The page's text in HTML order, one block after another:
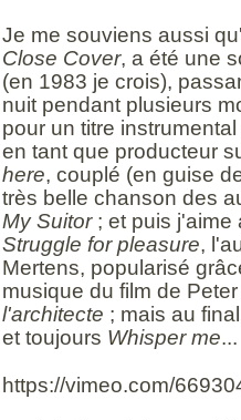
Je me souviens aussi
Close Cover, a été une
(en 1983 je crois),
nuit pendant plusieurs
pour un titre
en tant que producteur
here, couplé (en guise
très belle chanson des
My Suitor; et puis j'aime
Struggle for pleasure,
Mertens, popularisé
musique du film de
l'architecte ; mais au
et toujours Whisper me...
https://vimeo.com/